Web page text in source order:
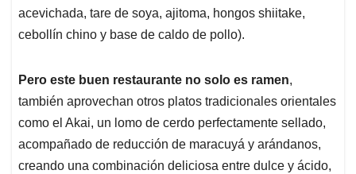
acevichada, tare de soya, ajitoma, hongos shiitake,
cebollín chino y base de caldo de pollo).
Pero este buen restaurante no solo es ramen,
también aprovechan otros platos tradicionales orientales
como el Akai, un lomo de cerdo perfectamente sellado,
acompañado de reducción de maracuyá y arándanos,
creando una combinación deliciosa entre dulce y ácido,